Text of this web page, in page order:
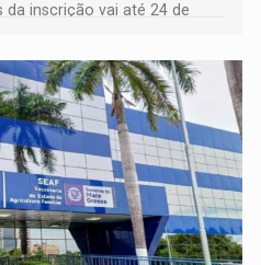
inscrição vai até 24 de